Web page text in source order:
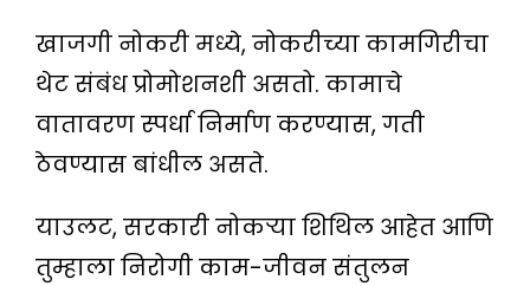
खाजगी नोकरी मध्ये, नोकरीच्या कामगिरीचा
थेट संबंध प्रोमोशनशी असतो. कामाचे
वातावरण स्पर्धा निर्माण करण्यास, गती
ठेवण्यास बांधील असते.
याउलट, सरकारी नोकर्‍या शिथिल आहेत आणि
तुम्हाला निरोगी काम-जीवन संतुलन